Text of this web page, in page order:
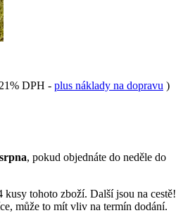
DPH - plus náklady na dopravu )
, pokud objednáte do neděle do
kusy tohoto zboží. Další jsou na cestě!
může to mít vliv na termín dodání.